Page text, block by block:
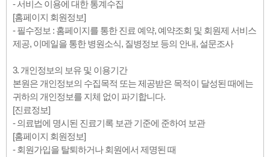
- 서비스 이용에 대한 통계수집
[홈페이지 회원정보]
- 필수정보 : 홈페이지를 통한 진료 예약, 예약조회 및 회원제 서비스
제공, 이메일을 통한 병원소식, 질병정보 등의 안내, 설문조사
3. 개인정보의 보유 및 이용기간
본원은 개인정보의 수집목적 또는 제공받은 목적이 달성된 때에는
귀하의 개인정보를 지체 없이 파기합니다.
[진료정보]
- 의료법에 명시된 진료기록 보관 기준에 준하여 보관
[홈페이지 회원정보]
- 회원가입을 탈퇴하거나 회원에서 제명된 때